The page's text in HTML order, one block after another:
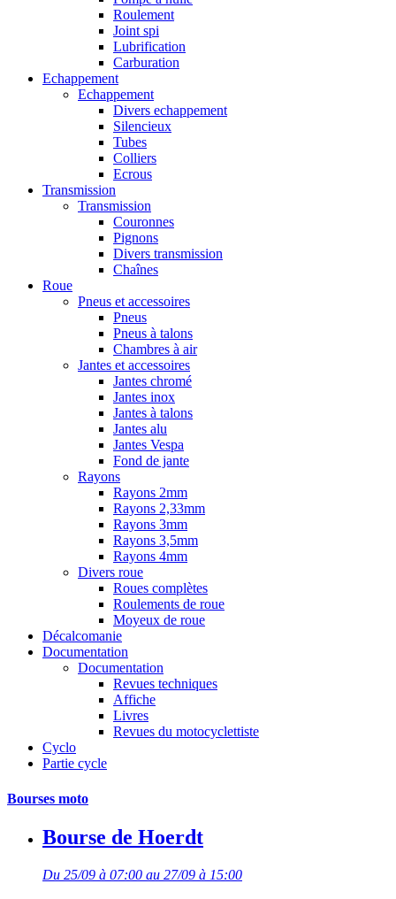
Roulement
Joint spi
Lubrification
Carburation
Echappement
Echappement
Divers echappement
Silencieux
Tubes
Colliers
Ecrous
Transmission
Transmission
Couronnes
Pignons
Divers transmission
Chaînes
Roue
Pneus et accessoires
Pneus
Pneus à talons
Chambres à air
Jantes et accessoires
Jantes chromé
Jantes inox
Jantes à talons
Jantes alu
Jantes Vespa
Fond de jante
Rayons
Rayons 2mm
Rayons 2,33mm
Rayons 3mm
Rayons 3,5mm
Rayons 4mm
Divers roue
Roues complètes
Roulements de roue
Moyeux de roue
Décalcomanie
Documentation
Documentation
Revues techniques
Affiche
Livres
Revues du motocyclettiste
Cyclo
Partie cycle
Bourses moto
Bourse de Hoerdt
Du 25/09 à 07:00 au 27/09 à 15:00